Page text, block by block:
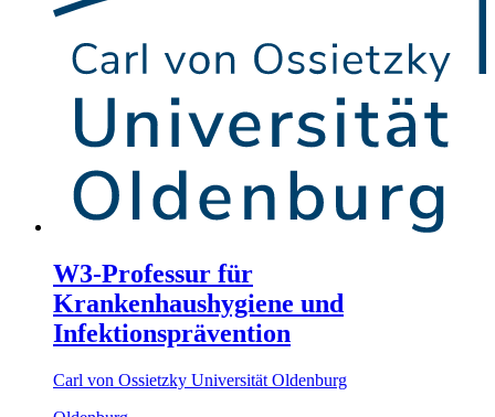
W3-Professur für
Krankenhaushygiene und
Infektionsprävention
Carl von Ossietzky Universität Oldenburg